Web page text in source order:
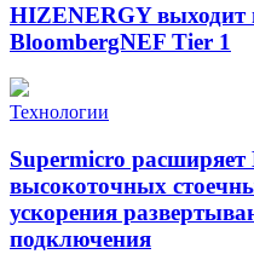
HIZENERGY выходит
BloombergNEF Tier 1
Технологии
Supermicro
высокоточных
ускорения
подключения